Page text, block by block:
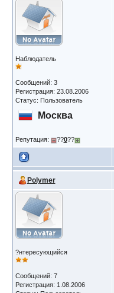
Наблюдатель
Сообщений: 3
Регистрация: 23.08.2006
Статус: Пользователь
Москва
Репутация: ??0??
Polymer
?нтересующийся
Сообщений: 7
Регистрация: 1.08.2006